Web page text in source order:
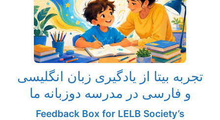
تجربه بیتا از یادگیری زبان انگلیسی
و فارسی در مدرسه دوزبانه ما
Feedback Box for LELB Society’s